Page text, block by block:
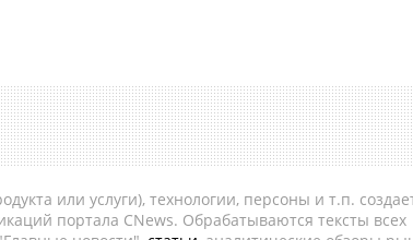
или услуги), технологии, персоны и т.п.
портала CNews. Обрабатываются тексты всех